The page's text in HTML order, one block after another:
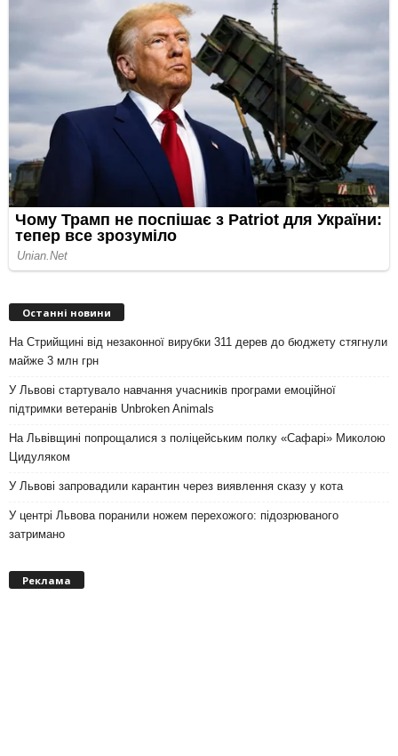
Останні новини
На Стрийщині від незаконної вирубки 311 дерев до бюджету стягнули
майже 3 млн грн
У Львові стартувало навчання учасників програми емоційної
підтримки ветеранів Unbroken Animals
На Львівщині попрощалися з поліцейським полку «Сафарі» Миколою
Цидуляком
У Львові запровадили карантин через виявлення сказу у кота
У центрі Львова поранили ножем перехожого: підозрюваного
затримано
Реклама